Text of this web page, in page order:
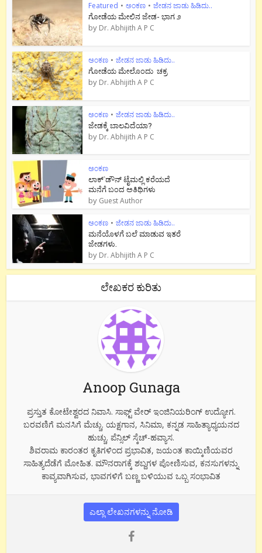
Featured • ಅಂಕಣ • ಜೇಡನ ಜಾಡು ಹಿಡಿದು..
ಗೋಡೆಯ ಮೇಲಿನ ಜೇಡ- ಭಾಗ ೨
by Dr. Abhijith A P C
ಅಂಕಣ • ಜೇಡನ ಜಾಡು ಹಿಡಿದು..
ಗೋಡೆಯ ಮೇಲೊಂದು ಚಕ್ರ
by Dr. Abhijith A P C
ಅಂಕಣ • ಜೇಡನ ಜಾಡು ಹಿಡಿದು..
ಜೇಡಕ್ಕೆ ಬಾಲವಿದೆಯಾ?
by Dr. Abhijith A P C
ಅಂಕಣ
ಲಾಕ್`ಡೌನ್ ಟೈಮಲ್ಲಿ ಕರೆಯದೆ
ಮನೆಗೆ ಬಂದ ಅತಿಥಿಗಳು
by Guest Author
ಅಂಕಣ • ಜೇಡನ ಜಾಡು ಹಿಡಿದು..
ಮನೆಯೊಳಗೆ ಬಲೆ ಮಾಡುವ ಇತರೆ
ಜೇಡಗಳು.
by Dr. Abhijith A P C
ಲೇಖಕರ ಕುರಿತು
Anoop Gunaga
ಪ್ರಸ್ತುತ ಕೋಟೇಶ್ವರದ ನಿವಾಸಿ. ಸಾಫ್ಟ್ ವೇರ್ ಇಂಜಿನಿಯರಿಂಗ್ ಉದ್ಯೋಗ.
ಬರವಣಿಗೆ ಮನಸಿಗೆ ಮೆಚ್ಚು. ಯಕ್ಷಗಾನ, ಸಿನಿಮಾ, ಕನ್ನಡ ಸಾಹಿತ್ಯಾಧ್ಯಯನದ
ಹುಚ್ಚು. ಪೆನ್ಸಿಲ್ ಸ್ಕೆಚ್-ಹವ್ಯಾಸ.
ಶಿವರಾಮ ಕಾರಂತರ ಕೃತಿಗಳಿಂದ ಪ್ರಭಾವಿತ, ಜಯಂತ ಕಾಯ್ಕಿಣಿಯವರ
ಸಾಹಿತ್ಯದೆಡೆಗೆ ಮೋಹಿತ. ಮೌನರಾಗಕ್ಕೆ ಶಬ್ದಗಳ ಪೋಣಿಸುವ, ಕನಸುಗಳನ್ನು
ಕಾವ್ಯವಾಗಿಸುವ, ಭಾವಗಳಿಗೆ ಬಣ್ಣ ಬಳಿಯುವ ಒಬ್ಬ ಸಂಭಾವಿತ
ಎಲ್ಲಾ ಲೇಖನಗಳನ್ನು ನೋಡಿ